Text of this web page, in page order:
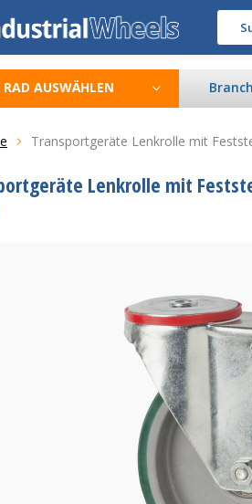
RAD AUSWÄHLEN
Transportgeräte Lenkrolle mit
Lenkrolle mit